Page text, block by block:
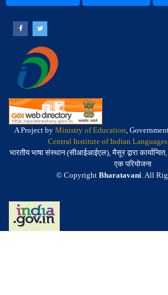
A Project by Ministry of Education,
Central Institute of Indian
भारतीय भाषा संस्थान (सीआईआईएल), मैसूर द्वारा
एक परियोजना
© Copyright Bharatavani. All